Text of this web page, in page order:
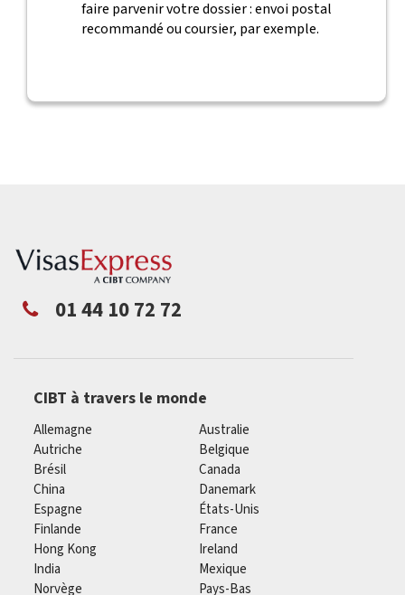
faire parvenir votre dossier : envoi postal
recommandé ou coursier, par exemple.
01 44 10 72 72
CIBT à travers le monde
Allemagne
Australie
Autriche
Belgique
Brésil
Canada
China
Danemark
Espagne
États-Unis
Finlande
France
Hong Kong
Ireland
India
Mexique
Norvège
Pays-Bas